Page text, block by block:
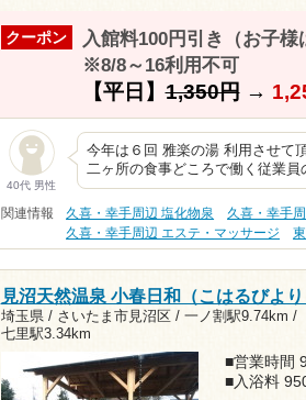
クーポン
入館料100円引き（お子
※8/8～16利用不可
【平日】1,350円→
40代 男性
今年は６回 雅楽の湯 利用させて
二ヶ所の食事どころで働く従業
関連情報 久喜・幸手周辺 塩化物泉 久喜・幸手
久喜・幸手周辺 エステ・マッサージ
見沼天然温泉 小春日和（こはるびより
埼玉県 / さいたま市見沼区 / 一ノ割駅9.74km /
七里駅3.34km
■営業時間
■入浴料